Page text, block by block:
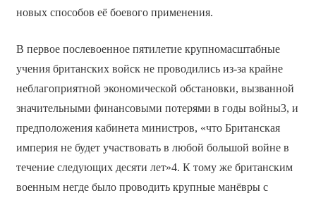
новых способов её боевого применения.
В первое послевоенное пятилетие крупномасштабные
учения британских войск не проводились из-за крайне
неблагоприятной экономической обстановки, вызванной
значительными финансовыми потерями в годы войны3, и
предположения кабинета министров, «что Британская
империя не будет участвовать в любой большой войне в
течение следующих десяти лет»4. К тому же британским
военным негде было проводить крупные манёвры с